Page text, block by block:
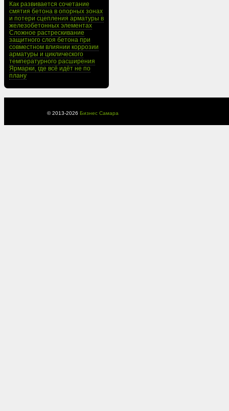
Как развивается сочетание
смятия бетона в опорных зонах
и потери сцепления арматуры в
железобетонных элементах
Сложное растрескивание
защитного слоя бетона при
совместном влиянии коррозии
арматуры и циклического
температурного расширения
Ярмарки, где всё идёт не по
плану
© 2013-2026 Бизнес Самара